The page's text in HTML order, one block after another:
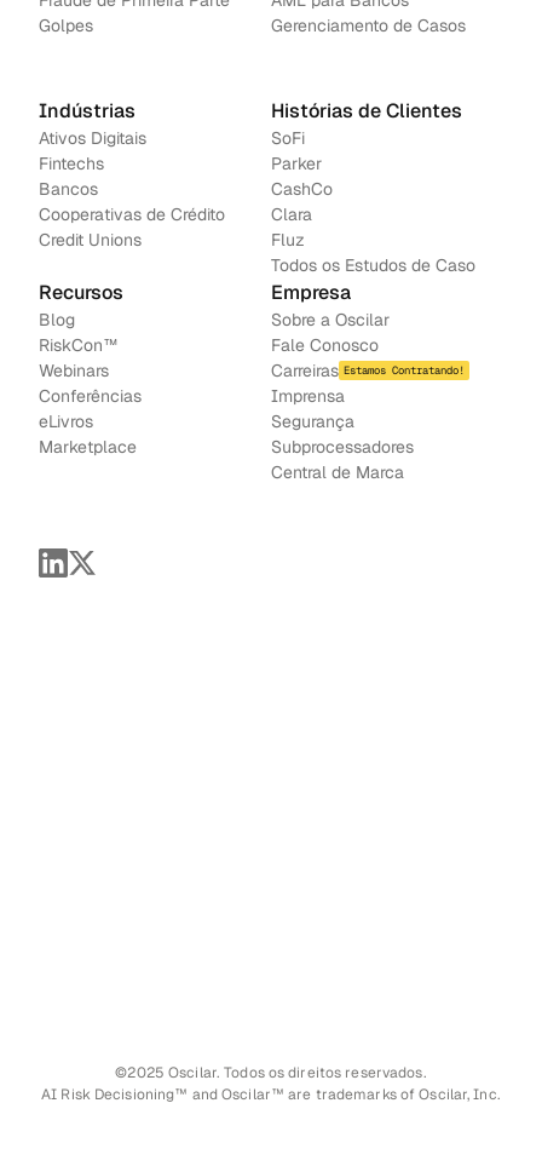
Golpes
Gerenciamento de Casos
Indústrias
Ativos Digitais
Fintechs
Bancos
Cooperativas de Crédito
Credit Unions
Histórias de Clientes
SoFi
Parker
CashCo
Clara
Fluz
Todos os Estudos de Caso
Recursos
Blog
RiskCon™
Webinars
Conferências
eLivros
Marketplace
Empresa
Sobre a Oscilar
Fale Conosco
Carreiras Estamos Contratando!
Imprensa
Segurança
Subprocessadores
Central de Marca
©2025 Oscilar. Todos os direitos reservados.
AI Risk Decisioning™ and Oscilar™ are trademarks of Oscilar, Inc.